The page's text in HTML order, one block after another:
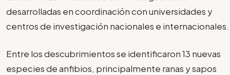
desarrolladas en coordinación con universidades y
centros de investigación nacionales e internacionales.
Entre los descubrimientos se identificaron 13 nuevas
especies de anfibios, principalmente ranas y sapos